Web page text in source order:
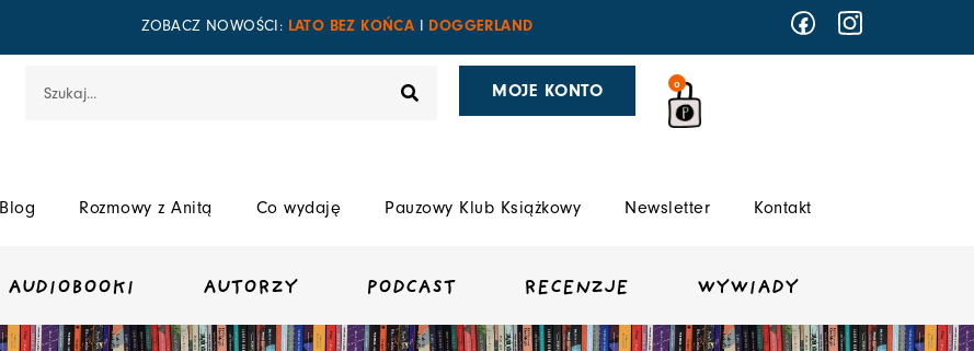
ZOBACZ NOWOŚCI: LATO BEZ KOŃCA DOGGERLAND
MOJE KONTO 0
Blog Rozmowy z Anitą Co wydaję Pauzowy Klub Książkowy Newsletter Kontakt
AUDIOBOOKI AUTORZY PODCAST RECENZJE WYWIADY